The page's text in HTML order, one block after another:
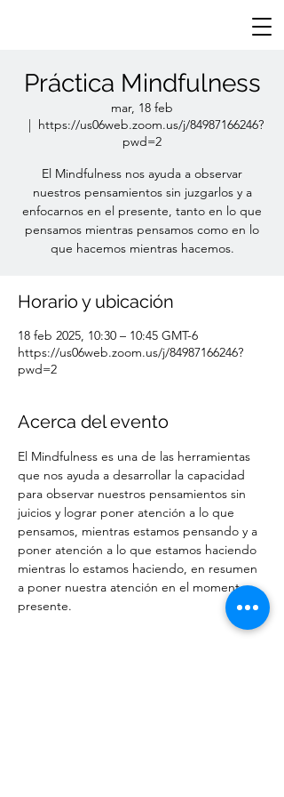
Práctica Mindfulness
mar, 18 feb
  |
https://us06web.zoom.us/j/84987166246?
pwd=2
El Mindfulness nos ayuda a observar
nuestros pensamientos sin juzgarlos y a
enfocarnos en el presente, tanto en lo que
pensamos mientras pensamos como en lo
que hacemos mientras hacemos.
Horario y ubicación
18 feb 2025, 10:30 – 10:45 GMT-6
https://us06web.zoom.us/j/84987166246?
pwd=2
Acerca del evento
El Mindfulness es una de las herramientas
que nos ayuda a desarrollar la capacidad
para observar nuestros pensamientos sin
juicios y lograr poner atención a lo que
pensamos, mientras estamos pensando y a
poner atención a lo que estamos haciendo
mientras lo estamos haciendo, en resumen
a poner nuestra atención en el momento
presente.